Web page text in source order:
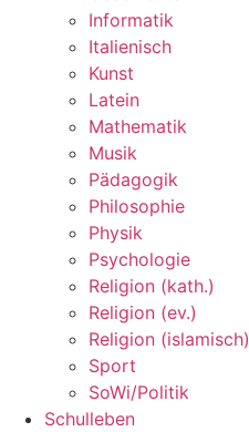
Informatik
Italienisch
Kunst
Latein
Mathematik
Musik
Pädagogik
Philosophie
Physik
Psychologie
Religion (kath.)
Religion (ev.)
Religion (islamisch)
Sport
SoWi/Politik
Schulleben